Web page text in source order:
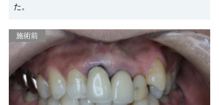
た。
施術前